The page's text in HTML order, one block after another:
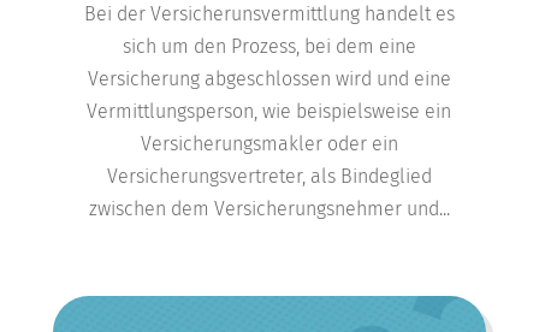
Bei der Versicherunsvermittlung handelt es
sich um den Prozess, bei dem eine
Versicherung abgeschlossen wird und eine
Vermittlungsperson, wie beispielsweise ein
Versicherungsmakler oder ein
Versicherungsvertreter, als Bindeglied
zwischen dem Versicherungsnehmer und...